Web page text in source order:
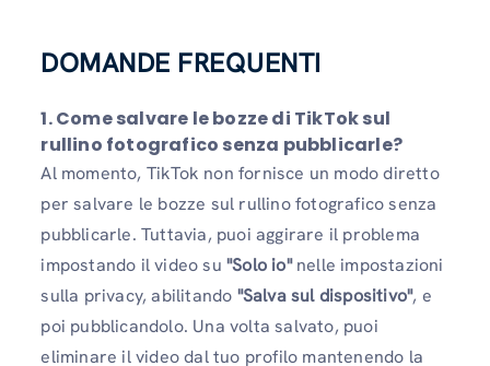
DOMANDE FREQUENTI
1. Come salvare le bozze di TikTok sul
rullino fotografico senza pubblicarle?
Al momento, TikTok non fornisce un modo diretto
per salvare le bozze sul rullino fotografico senza
pubblicarle. Tuttavia, puoi aggirare il problema
impostando il video su "Solo io"nelle impostazioni
sulla privacy, abilitando "Salva sul dispositivo", e
poi pubblicandolo. Una volta salvato, puoi
eliminare il video dal tuo profilo mantenendo la